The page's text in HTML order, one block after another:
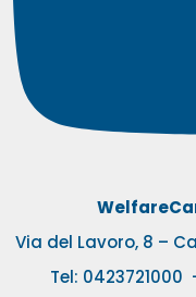
Via del Lavoro, 8 –
Tel: 0423721000